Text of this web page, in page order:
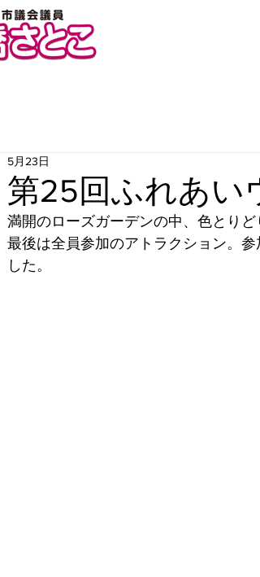
第25回ふれあい
5月23日
満開のローズガーデンの中、色とり
最後は全員参加のアトラクション。
した。